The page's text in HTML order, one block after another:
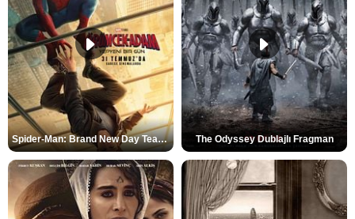
Spider-Man: Brand New Day Teaser The Odyssey Dublajlı Fragman